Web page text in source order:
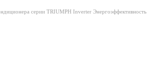
серии TRIUMPH Inverter Энергоэффективность